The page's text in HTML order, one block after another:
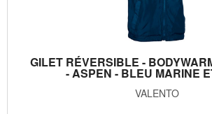
GILET RÉVERSIBLE -
- ASPEN - BLEU MARINE
VALENTO